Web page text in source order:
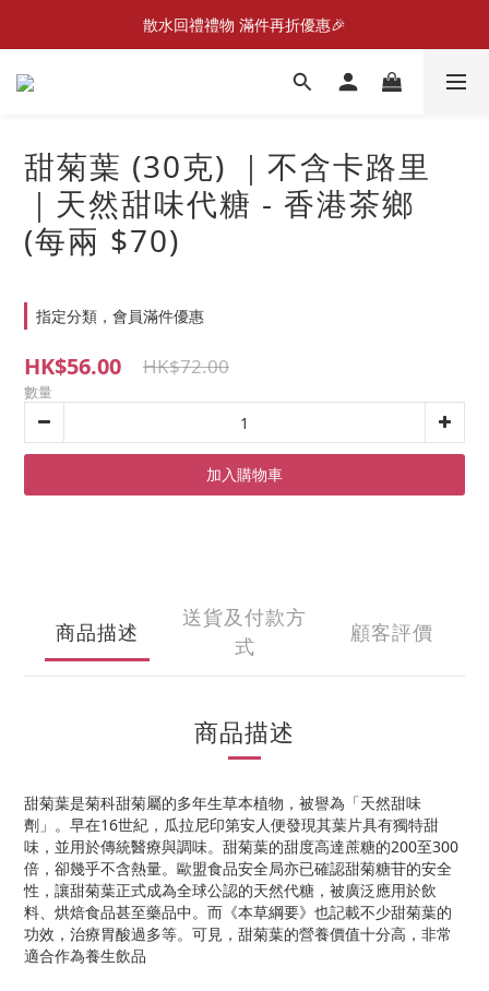
📣首張訂單滿$300即減$20📣
散水回禮禮物 滿件再折優惠🎉
📦折後付款滿$300免運費 （香港、澳門）
甜菊葉 (30克) ｜不含卡路里
｜天然甜味代糖 - 香港茶鄉
(每兩 $70)
指定分類，會員滿件優惠
HK$56.00 HK$72.00
數量
加入購物車
商品描述
送貨及付款方
式
顧客評價
商品描述
甜菊葉是菊科甜菊屬的多年生草本植物，被譽為「天然甜味
劑」。早在16世紀，瓜拉尼印第安人便發現其葉片具有獨特甜
味，並用於傳統醫療與調味。甜菊葉的甜度高達蔗糖的200至300
倍，卻幾乎不含熱量。歐盟食品安全局亦已確認甜菊糖苷的安全
性，讓甜菊葉正式成為全球公認的天然代糖，被廣泛應用於飲
料、烘焙食品甚至藥品中。而《本草綱要》也記載不少甜菊葉的
功效，治療胃酸過多等。可見，甜菊葉的營養價值十分高，非常
適合作為養生飲品